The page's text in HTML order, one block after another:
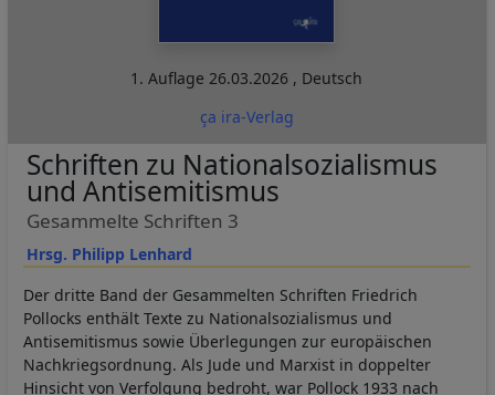
1. Auflage26.03.2026 , Deutsch
ça ira-Verlag
Hrsg. Philipp Lenhard
Schriften zu Nationalsozialismus
und Antisemitismus
Gesammelte Schriften 3
Der dritte Band der Gesammelten Schriften Friedrich
Pollocks enthält Texte zu Nationalsozialismus und
Antisemitismus sowie Überlegungen zur europäischen
Nachkriegsordnung. Als Jude und Marxist in doppelter
Hinsicht von Verfolgung bedroht, war Pollock 1933 nach